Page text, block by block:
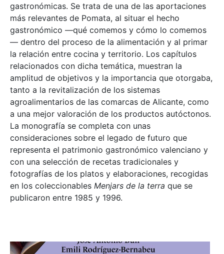
gastronómicas. Se trata de una de las aportaciones
más relevantes de Pomata, al situar el hecho
gastronómico —qué comemos y cómo lo comemos
— dentro del proceso de la alimentación y al primar
la relación entre cocina y territorio. Los capítulos
relacionados con dicha temática, muestran la
amplitud de objetivos y la importancia que otorgaba,
tanto a la revitalización de los sistemas
agroalimentarios de las comarcas de Alicante, como
a una mejor valoración de los productos autóctonos.
La monografía se completa con unas
consideraciones sobre el legado de futuro que
representa el patrimonio gastronómico valenciano y
con una selección de recetas tradicionales y
fotografías de los platos y elaboraciones, recogidas
en los coleccionables Menjars de la terra que se
publicaron entre 1985 y 1996.